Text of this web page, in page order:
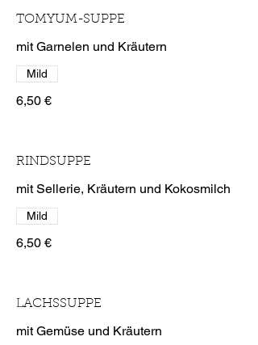
TOMYUM-SUPPE
mit Garnelen und Kräutern
6,50 €
Mild
RINDSUPPE
mit Sellerie, Kräutern und Kokosmilch
6,50 €
Mild
LACHSSUPPE
mit Gemüse und Kräutern